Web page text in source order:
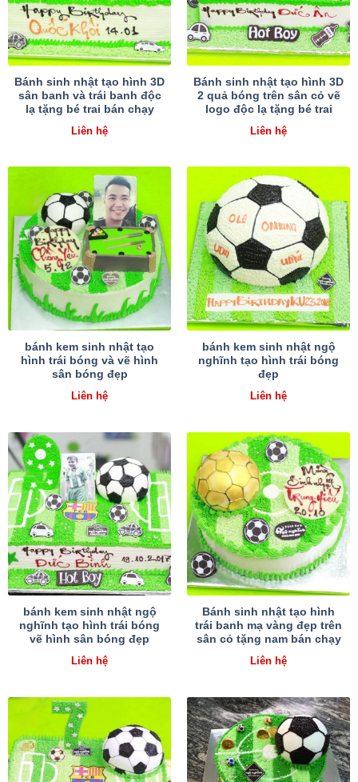
Bánh sinh nhật tạo hình 3D
sân banh và trái banh độc
lạ tặng bé trai bán chạy
Liên hệ
Bánh sinh nhật tạo hình 3D
2 quả bóng trên sân cỏ vẽ
logo độc lạ tặng bé trai
Liên hệ
bánh kem sinh nhật tạo
hình trái bóng và vẽ hình
sân bóng đẹp
Liên hệ
bánh kem sinh nhật ngộ
nghĩnh tạo hình trái bóng
đẹp
Liên hệ
bánh kem sinh nhật ngộ
nghĩnh tạo hình trái bóng
vẽ hình sân bóng đẹp
Liên hệ
Bánh sinh nhật tạo hình
trái banh mạ vàng đẹp trên
sân cỏ tặng nam bán chạy
Liên hệ